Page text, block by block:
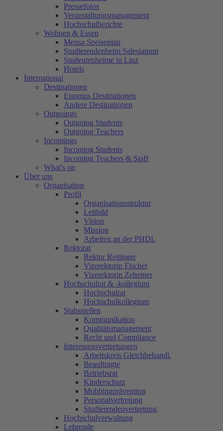
Pressefotos
Veranstaltungsmanagement
Hochschulberichte
Wohnen & Essen
Mensa Speiseplan
Studierendenheim Salesianum
Studentenheime in Linz
Hotels
International
Destinationen
Erasmus Destinationen
Andere Destinationen
Outgoings
Outgoing Students
Outgoing Teachers
Incomings
Incoming Students
Incoming Teachers & Staff
What's on
Über uns
Organisation
Profil
Organisationsstruktur
Leitbild
Vision
Mission
Arbeiten an der PHDL
Rektorat
Rektor Reitinger
Vizerektorin Fischer
Vizerektorin Zehetner
Hochschulrat & -kollegium
Hochschulrat
Hochschulkollegium
Stabsstellen
Kommunikation
Qualitätsmanagement
Recht und Compliance
Interessensvertretungen
Arbeitskreis Gleichbehandl.
Beauftragte
Betriebsrat
Kinderschutz
Mobbingprävention
Personalvertretung
Studierendenvertretung
Hochschulverwaltung
Lehrende